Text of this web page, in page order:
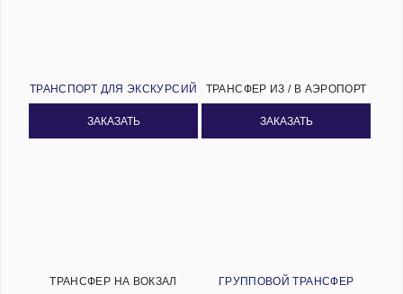
ТРАНСПОРТ ДЛЯ ЭКСКУРСИЙ
ЗАКАЗАТЬ
ТРАНСФЕР ИЗ / В АЭРОПОРТ
ЗАКАЗАТЬ
ТРАНСФЕР НА ВОКЗАЛ ГРУППОВОЙ ТРАНСФЕР